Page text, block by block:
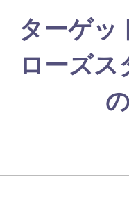
contentターゲッ
ローズス